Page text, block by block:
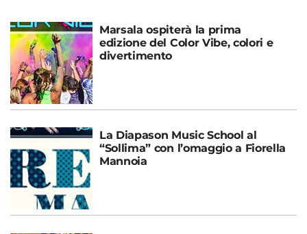
Marsala ospiterà la prima
edizione del Color Vibe, colori e
divertimento
La Diapason Music School al
“Sollima” con l’omaggio a Fiorella
Mannoia